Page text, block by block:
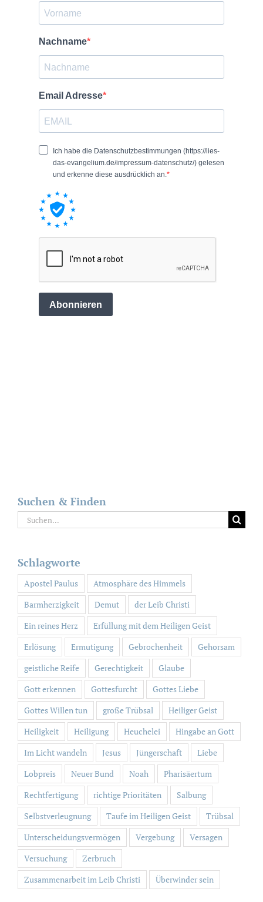
Suchen & Finden
Suche
nach:
Schlagworte
Apostel Paulus
Atmosphäre des Himmels
Barmherzigkeit
Demut
der Leib Christi
Ein reines Herz
Erfüllung mit dem Heiligen Geist
Erlösung
Ermutigung Gebrochenheit
Gehorsam
geistliche Reife
Gerechtigkeit
Glaube
Gott erkennen
Gottesfurcht
Gottes Liebe
Gottes Willen tun
große Trübsal
Heiliger Geist
Heiligkeit
Heiligung Heuchelei
Hingabe an Gott
Im Licht wandeln
Jesus Jüngerschaft
Liebe
Lobpreis
Neuer Bund Noah
Pharisäertum
Rechtfertigung
richtige Prioritäten
Salbung
Selbstverleugnung
Taufe im Heiligen Geist
Trübsal
Unterscheidungsvermögen
Vergebung
Versagen
Versuchung
Zerbruch
Zusammenarbeit im Leib Christi
Überwinder sein